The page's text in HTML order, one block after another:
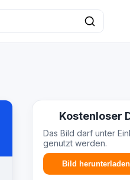
Kostenloser
Das Bild darf unter
genutzt werden.
Bild herunterladen